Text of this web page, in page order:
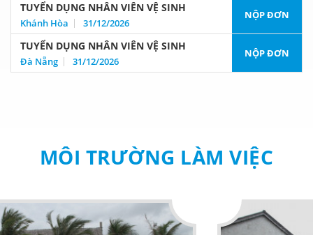
TUYỂN DỤNG NHÂN VIÊN VỆ SINH
Khánh Hòa 31/12/2026
NỘP ĐƠN
TUYỂN DỤNG NHÂN VIÊN VỆ SINH
Đà Nẵng 31/12/2026
NỘP ĐƠN
MÔI TRƯỜNG LÀM VIỆC